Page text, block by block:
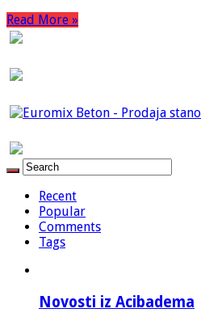
Read More »
Recent
Popular
Comments
Tags
Novosti iz Acibadema